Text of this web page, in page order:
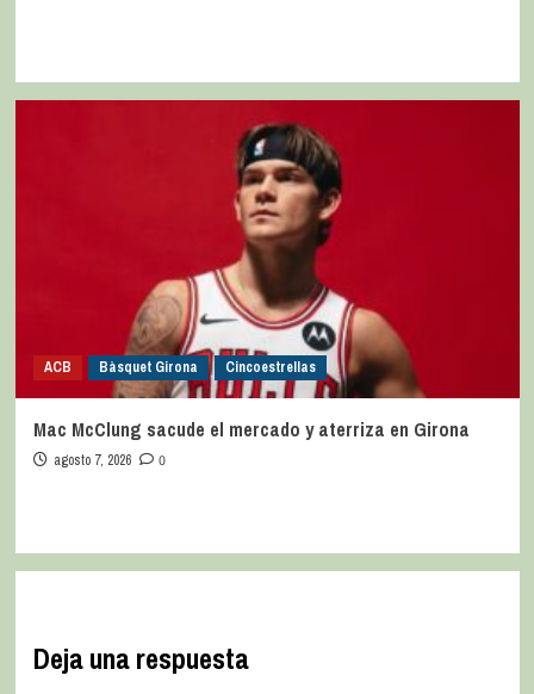
ACB Bàsquet Girona Cincoestrellas
Mac McClung sacude el mercado y aterriza en Girona
agosto 7, 2026 0
Deja una respuesta